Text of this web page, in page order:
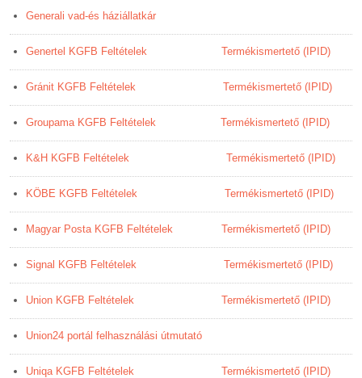
Generali vad-és háziállatkár
Genertel KGFB Feltételek Termékismertető (IPID)
Gránit KGFB Feltételek Termékismertető (IPID)
Groupama KGFB Feltételek Termékismertető (IPID)
K&H KGFB Feltételek Termékismertető (IPID)
KÖBE KGFB Feltételek Termékismertető (IPID)
Magyar Posta KGFB Feltételek Termékismertető (IPID)
Signal KGFB Feltételek Termékismertető (IPID)
Union KGFB Feltételek Termékismertető (IPID)
Union24 portál felhasználási útmutató
Uniqa KGFB Feltételek Termékismertető (IPID)